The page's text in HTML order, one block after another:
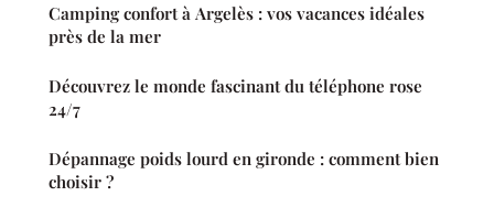
Camping confort à Argelès : vos vacances idéales
près de la mer
Découvrez le monde fascinant du téléphone rose
24/7
Dépannage poids lourd en gironde : comment bien
choisir ?